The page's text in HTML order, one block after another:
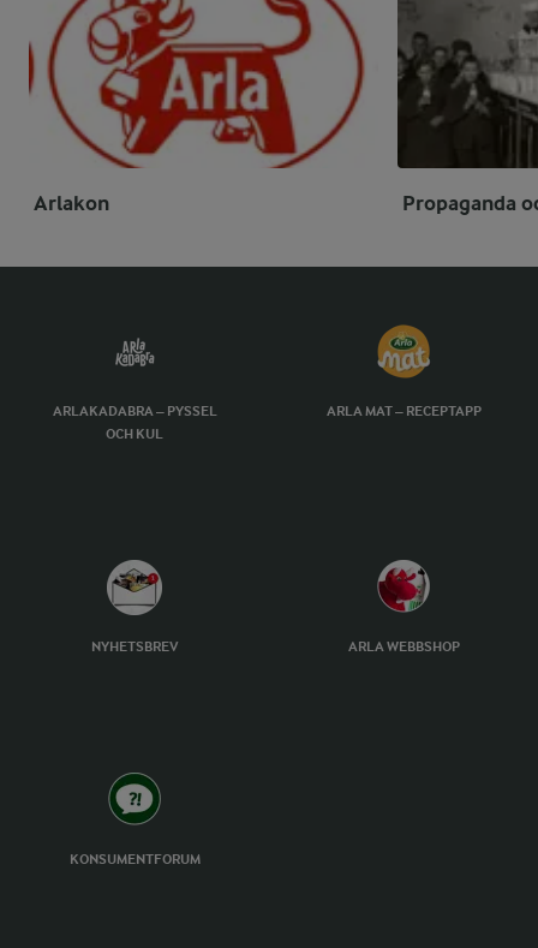
Arlakon Propaganda
ARLAKADABRA – PYSSEL
OCH KUL
ARLA MAT – RECEPTAPP
NYHETSBREV ARLA WEBBSHOP
KONSUMENTFORUM